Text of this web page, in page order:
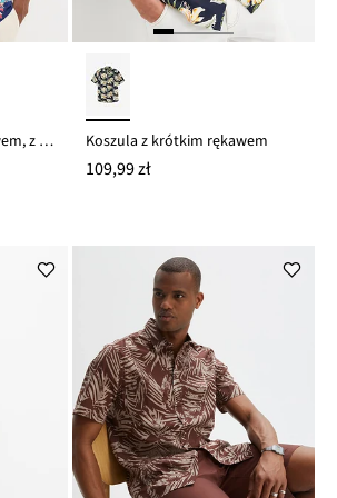
Koszula z krótkim rękawem, z wiskozy Koszula z krótkim rękawem
109,99 zł